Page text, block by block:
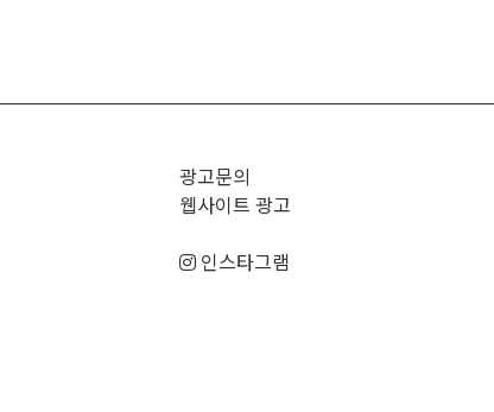
광고문의
웹사이트 광고
인스타그램